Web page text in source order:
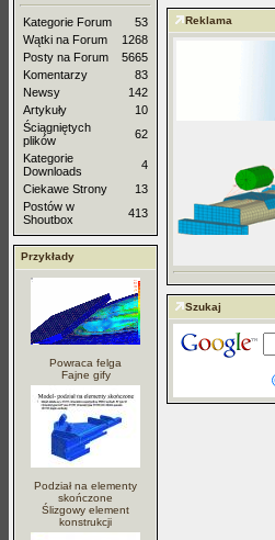
Kategorie Forum
53
Wątki na Forum
1268
Posty na Forum
5665
Komentarzy
83
Newsy
142
Artykuły
10
Ściągniętych
plików
62
Kategorie
Downloads
4
Ciekawe Strony
13
Postów w
Shoutbox
413
Przykłady
Powraca felga
Fajne gify
Podział na elementy
skończone
Ślizgowy element
konstrukcji
Reklama
Szukaj